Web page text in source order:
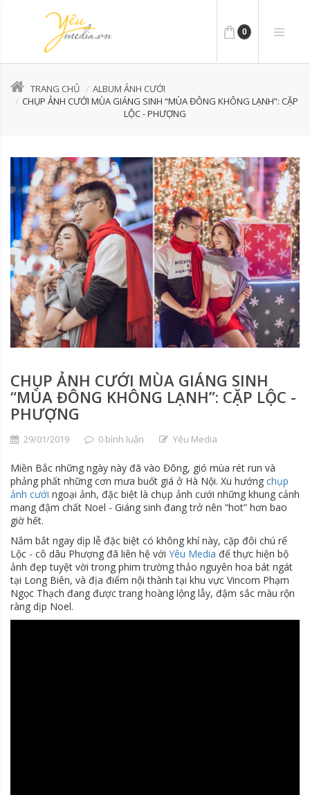
0
TRANG CHỦ
ALBUM ẢNH CƯỚI
CHỤP ẢNH CƯỚI MÙA GIÁNG SINH “MÙA ĐÔNG KHÔNG LẠNH”: CẶP
LỘC - PHƯỢNG
CHỤP ẢNH CƯỚI MÙA GIÁNG SINH
“MÙA ĐÔNG KHÔNG LẠNH”: CẶP LỘC -
PHƯỢNG
29/01/2019 0 bình luận Yêu Media
Miền Bắc những ngày này đã vào Đông, gió mùa rét run và
phảng phất những cơn mưa buốt giá ở Hà Nội. Xu hướng chụp
ảnh cưới ngoại ảnh, đặc biệt là chụp ảnh cưới những khung cảnh
mang đậm chất Noel - Giáng sinh đang trở nên “hot” hơn bao
giờ hết.
Nắm bắt ngay dịp lễ đặc biệt có không khí này, cặp đôi chú rể
Lộc - cô dâu Phượng đã liên hệ với Yêu Media để thực hiện bộ
ảnh đẹp tuyệt vời trong phim trường thảo nguyên hoa bát ngát
tại Long Biên, và địa điểm nội thành tại khu vực Vincom Phạm
Ngọc Thạch đang được trang hoàng lộng lẫy, đậm sắc màu rộn
ràng dịp Noel.